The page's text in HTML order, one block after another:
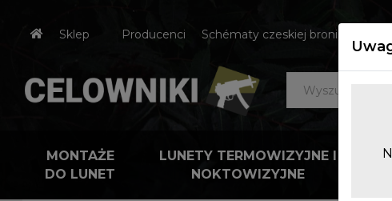
Sklep Producenci Schématy czeskiej broni
MONTAŻE
DO LUNET
LUNETY TERMOWIZYJNE I
NOKTOWIZYJNE